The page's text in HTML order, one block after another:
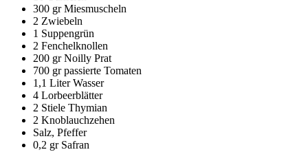
300 gr Miesmuscheln
2 Zwiebeln
1 Suppengrün
2 Fenchelknollen
200 gr Noilly Prat
700 gr passierte Tomaten
1,1 Liter Wasser
4 Lorbeerblätter
2 Stiele Thymian
2 Knoblauchzehen
Salz, Pfeffer
0,2 gr Safran